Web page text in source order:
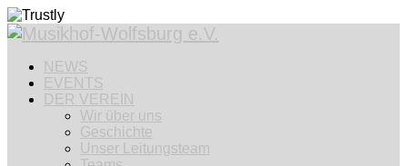
NEWS
EVENTS
DER VEREIN
Wir über uns
Geschichte
Unser Leitungsteam